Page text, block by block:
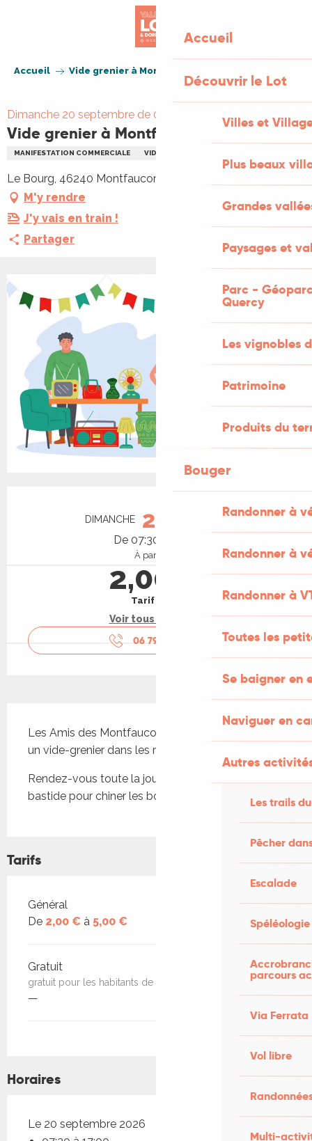
Accueil
Découvrir le Lot
Villes et
Plus beaux
Grandes
Paysages et
Parc -
Quercy
Les vignobles
Patrimoine
Produits du
Bouger
Randonner à
Randonner à
Randonner à
Toutes les
Se baigner en
Naviguer en
Autres
Les trails
Pêcher
Escalade
Spéléologie
parcours
Via Ferrata
Vol libre
Multi-
Accueil Vide grenier à Montfaucon
Dimanche 20 septembre de 07:30 à 17:00
Vide grenier à Montfaucon
MANIFESTATION COMMERCIALE VIDE GRENIERS BRADERIE
Le Bourg, 46240 Montfaucon
M'y rendre
J'y vais en train !
Partager
+1 PHOTO
Ouverture et coordonnées
DIMANCHE 20 SEPTEMBRE
De 07:30 à 17:00
À partir de
2,00 €
Tarif plein
Voir tous les tarifs
06 79 35 91
Les Amis des Montfaucon de France organisent
un vide-grenier dans les rues du village.
Rendez-vous toute la journée dans les rues de la
bastide pour chiner les bonnes affaires...
Tarifs
Tarifs 2026
Général
De 2,00 € à 5,00 €
Gratuit
gratuit pour les habitants de Montfaucon
—
Horaires
Le 20 septembre 2026